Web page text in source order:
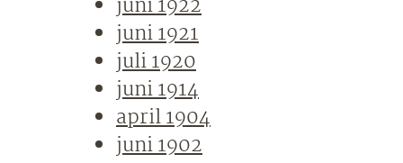
juni 1921
juli 1920
juni 1914
april 1904
juni 1902